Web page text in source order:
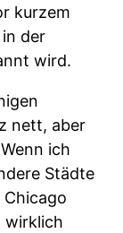
kurzem
der
wird.
nett, aber
ich
Städte
Chicago
wirklich